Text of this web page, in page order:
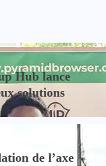
Hub lance
solutions
de l’axe